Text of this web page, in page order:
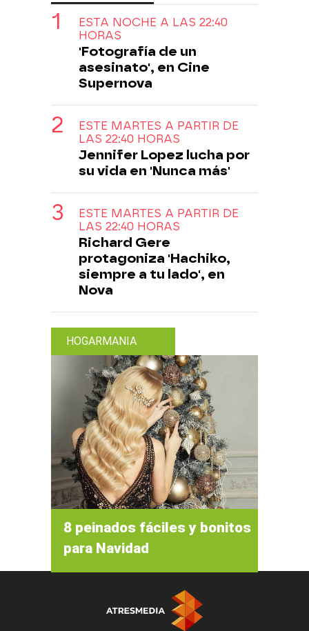
ESTA NOCHE A LAS 22:40
HORAS
'Fotografía de un
asesinato', en Cine
Supernova
ESTE MARTES A PARTIR DE
LAS 22:40 HORAS
Jennifer Lopez lucha por
su vida en 'Nunca más'
ESTE MARTES A PARTIR DE
LAS 22:40 HORAS
Richard Gere
protagoniza 'Hachiko,
siempre a tu lado', en
Nova
HOGARMANIA
8 peinados fáciles y bonitos
para Navidad